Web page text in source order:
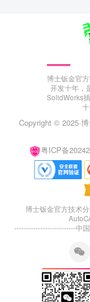
博士钣金官
开发十年，
SolidWorks
Copyright © 2025·
粤ICP备
博士钣金官方技术
--------------------------中